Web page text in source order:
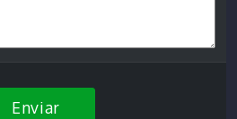
Enviar